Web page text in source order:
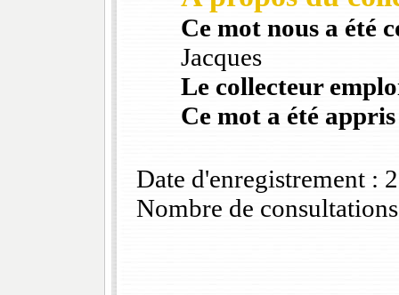
Ce mot nous a été
Jacques
Le collecteur
Ce mot a été
Date d'enregistrement :
Nombre de